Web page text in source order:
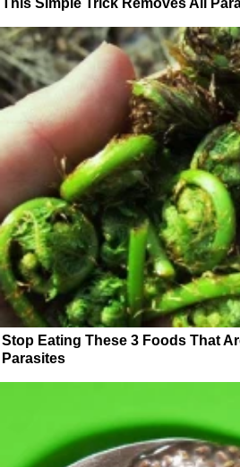
This Simple Trick Removes All
Stop Eating These 3 Foods That
Parasites